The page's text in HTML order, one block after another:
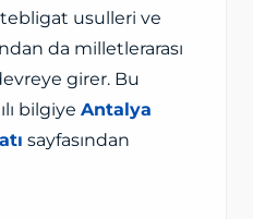
usulleri ve
da milletlerarası
girer. Bu
bilgiye Antalya
sayfasından